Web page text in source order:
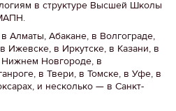
в структуре Высшей Школы
Абакане, в Волгограде,
Ижевске, в Иркутске, в Казани, в
Новгороде, в
в Твери, в Томске, в Уфе, в
и несколько — в Санкт-